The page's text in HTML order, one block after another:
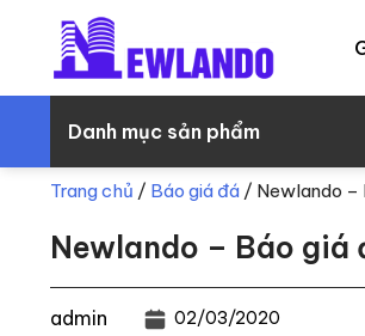
Danh mục sản phẩm
Trang chủ / Báo giá đá / Newlando –
Newlando – Báo giá
admin 02/03/2020